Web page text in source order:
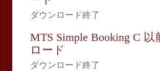
ダウンロード終了
MTS Simple Booking C
ロード
ダウンロード終了